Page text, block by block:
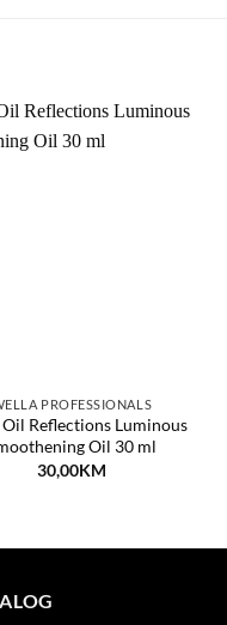
PROFESSIONALS
Reflections Luminous
Oil 30 ml
30,00KM